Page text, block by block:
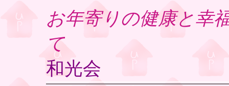
お年寄りの健康と幸
て
和光会